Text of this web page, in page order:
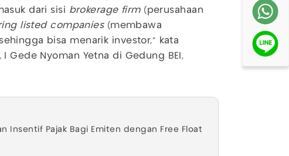
dari sisi brokerage firm(perusahaan
listed companies (membawa
bisa menarik investor," kata
I Gede Nyoman Yetna di Gedung BEI,
Insentif Pajak Bagi Emiten dengan Free Float